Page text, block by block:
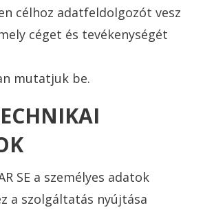
célhoz adatfeldolgozót vesz
céget és tevékenységét
mutatjuk be.
SE a személyes adatok
a szolgáltatás nyújtása